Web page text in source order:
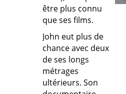
être plus connu
que ses films.
John eut plus de
chance avec deux
de ses longs
métrages
ultérieurs. Son